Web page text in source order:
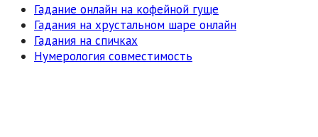
Гадание онлайн на кофейной гуще
Гадания на хрустальном шаре онлайн
Гадания на спичках
Нумерология совместимость